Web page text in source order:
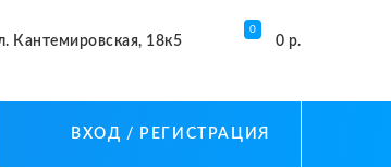
Кантемировская, 18к5
0
0 р.
ВХОД / РЕГИСТРАЦИЯ